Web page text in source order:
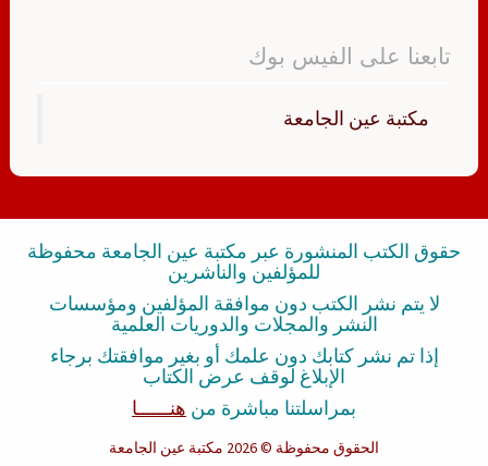
تابعنا على الفيس بوك
‏مكتبة عين الجامعة‏
حقوق الكتب المنشورة عبر مكتبة عين الجامعة محفوظة
للمؤلفين والناشرين
لا يتم نشر الكتب دون موافقة المؤلفين ومؤسسات
النشر والمجلات والدوريات العلمية
إذا تم نشر كتابك دون علمك أو بغير موافقتك برجاء
الإبلاغ لوقف عرض الكتاب
بمراسلتنا مباشرة من هنــــــا
الحقوق محفوظة © 2026 مكتبة عين الجامعة